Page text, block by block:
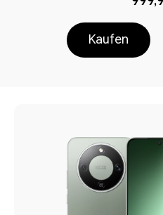
Kaufen